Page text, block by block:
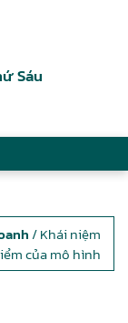
Sáu
/ Khái niệm
của mô hình